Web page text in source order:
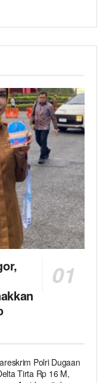
Polri Dugaan
Tirta Rp 16 M,